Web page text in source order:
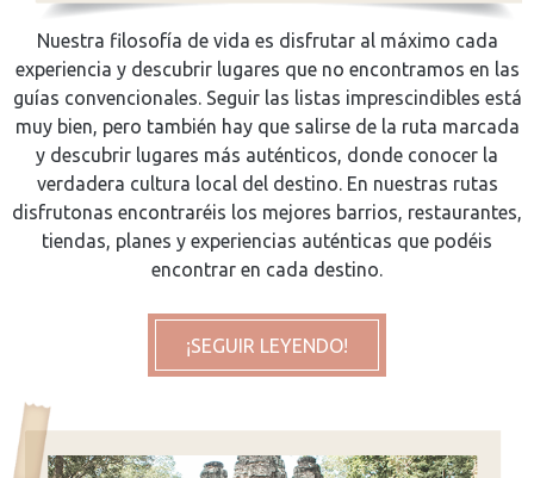
Nuestra filosofía de vida es disfrutar al máximo cada
experiencia y descubrir lugares que no encontramos en las
guías convencionales. Seguir las listas imprescindibles está
muy bien, pero también hay que salirse de la ruta marcada
y descubrir lugares más auténticos, donde conocer la
verdadera cultura local del destino. En nuestras rutas
disfrutonas encontraréis los mejores barrios, restaurantes,
tiendas, planes y experiencias auténticas que podéis
encontrar en cada destino.
¡SEGUIR LEYENDO!